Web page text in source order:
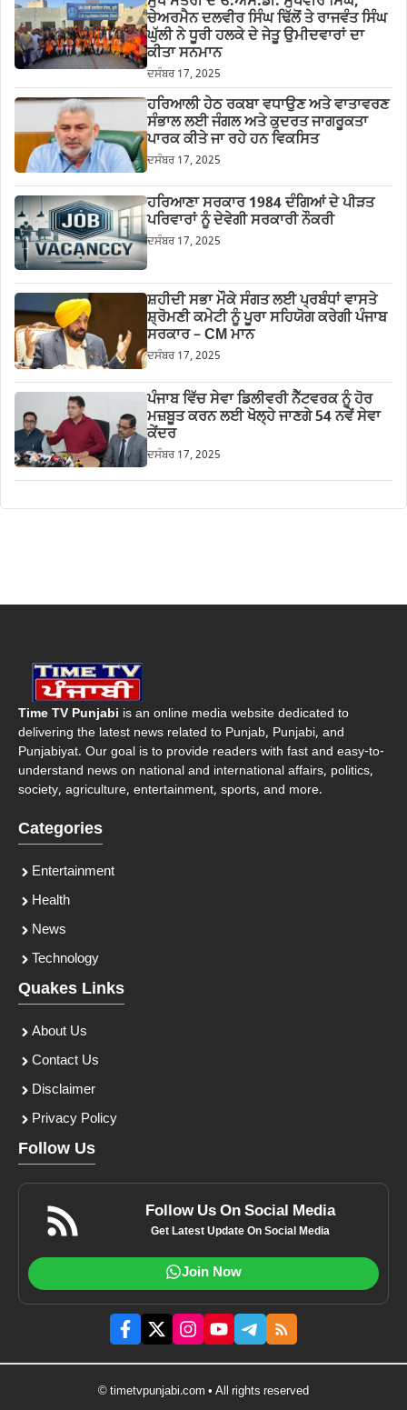
ਚੇਅਰਮੈਨ ਦਲਵੀਰ ਸਿੰਘ ਢਿੱਲੋਂ ਤੇ ਰਾਜਵੰਤ ਸਿੰਘ
ਘੁੱਲੀ ਨੇ ਧੂਰੀ ਹਲਕੇ ਦੇ ਜੇਤੂ ਉਮੀਦਵਾਰਾਂ ਦਾ
ਕੀਤਾ ਸਨਮਾਨ
ਦਸੰਬਰ 17, 2025
ਹਰਿਆਲੀ ਹੇਠ ਰਕਬਾ ਵਧਾਉਣ ਅਤੇ ਵਾਤਾਵਰਣ
ਸੰਭਾਲ ਲਈ ਜੰਗਲ ਅਤੇ ਕੁਦਰਤ ਜਾਗਰੂਕਤਾ
ਪਾਰਕ ਕੀਤੇ ਜਾ ਰਹੇ ਹਨ ਵਿਕਸਿਤ
ਦਸੰਬਰ 17, 2025
ਹਰਿਆਣਾ ਸਰਕਾਰ 1984 ਦੰਗਿਆਂ ਦੇ ਪੀੜਤ
ਪਰਿਵਾਰਾਂ ਨੂੰ ਦੇਵੇਗੀ ਸਰਕਾਰੀ ਨੌਕਰੀ
ਦਸੰਬਰ 17, 2025
ਸ਼ਹੀਦੀ ਸਭਾ ਮੌਕੇ ਸੰਗਤ ਲਈ ਪ੍ਰਬੰਧਾਂ ਵਾਸਤੇ
ਸ਼੍ਰੋਮਣੀ ਕਮੇਟੀ ਨੂੰ ਪੂਰਾ ਸਹਿਯੋਗ ਕਰੇਗੀ ਪੰਜਾਬ
ਸਰਕਾਰ – CM ਮਾਨ
ਦਸੰਬਰ 17, 2025
ਪੰਜਾਬ ਵਿੱਚ ਸੇਵਾ ਡਿਲੀਵਰੀ ਨੈੱਟਵਰਕ ਨੂੰ ਹੋਰ
ਮਜ਼ਬੂਤ ਕਰਨ ਲਈ ਖੋਲ੍ਹੇ ਜਾਣਗੇ 54 ਨਵੇਂ ਸੇਵਾ
ਕੇਂਦਰ
ਦਸੰਬਰ 17, 2025
Time TV Punjabi is an online media website dedicated to
delivering the latest news related to Punjab, Punjabi, and
Punjabiyat. Our goal is to provide readers with fast and easy-to-
understand news on national and international affairs, politics,
society, agriculture, entertainment, sports, and more.
Categories
Entertainment
Health
News
Technology
Quakes Links
About Us
Contact Us
Disclaimer
Privacy Policy
Follow Us
Follow Us On Social Media
Get Latest Update On Social Media
Join Now
© timetvpunjabi.com • All rights reserved